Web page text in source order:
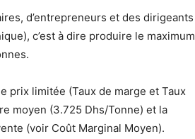
d’entrepreneurs et des dirigeants
c’est à dire produire le maximum
prix limitée (Taux de marge et Taux
moyen (3.725 Dhs/Tonne) et la
(voir Coût Marginal Moyen).